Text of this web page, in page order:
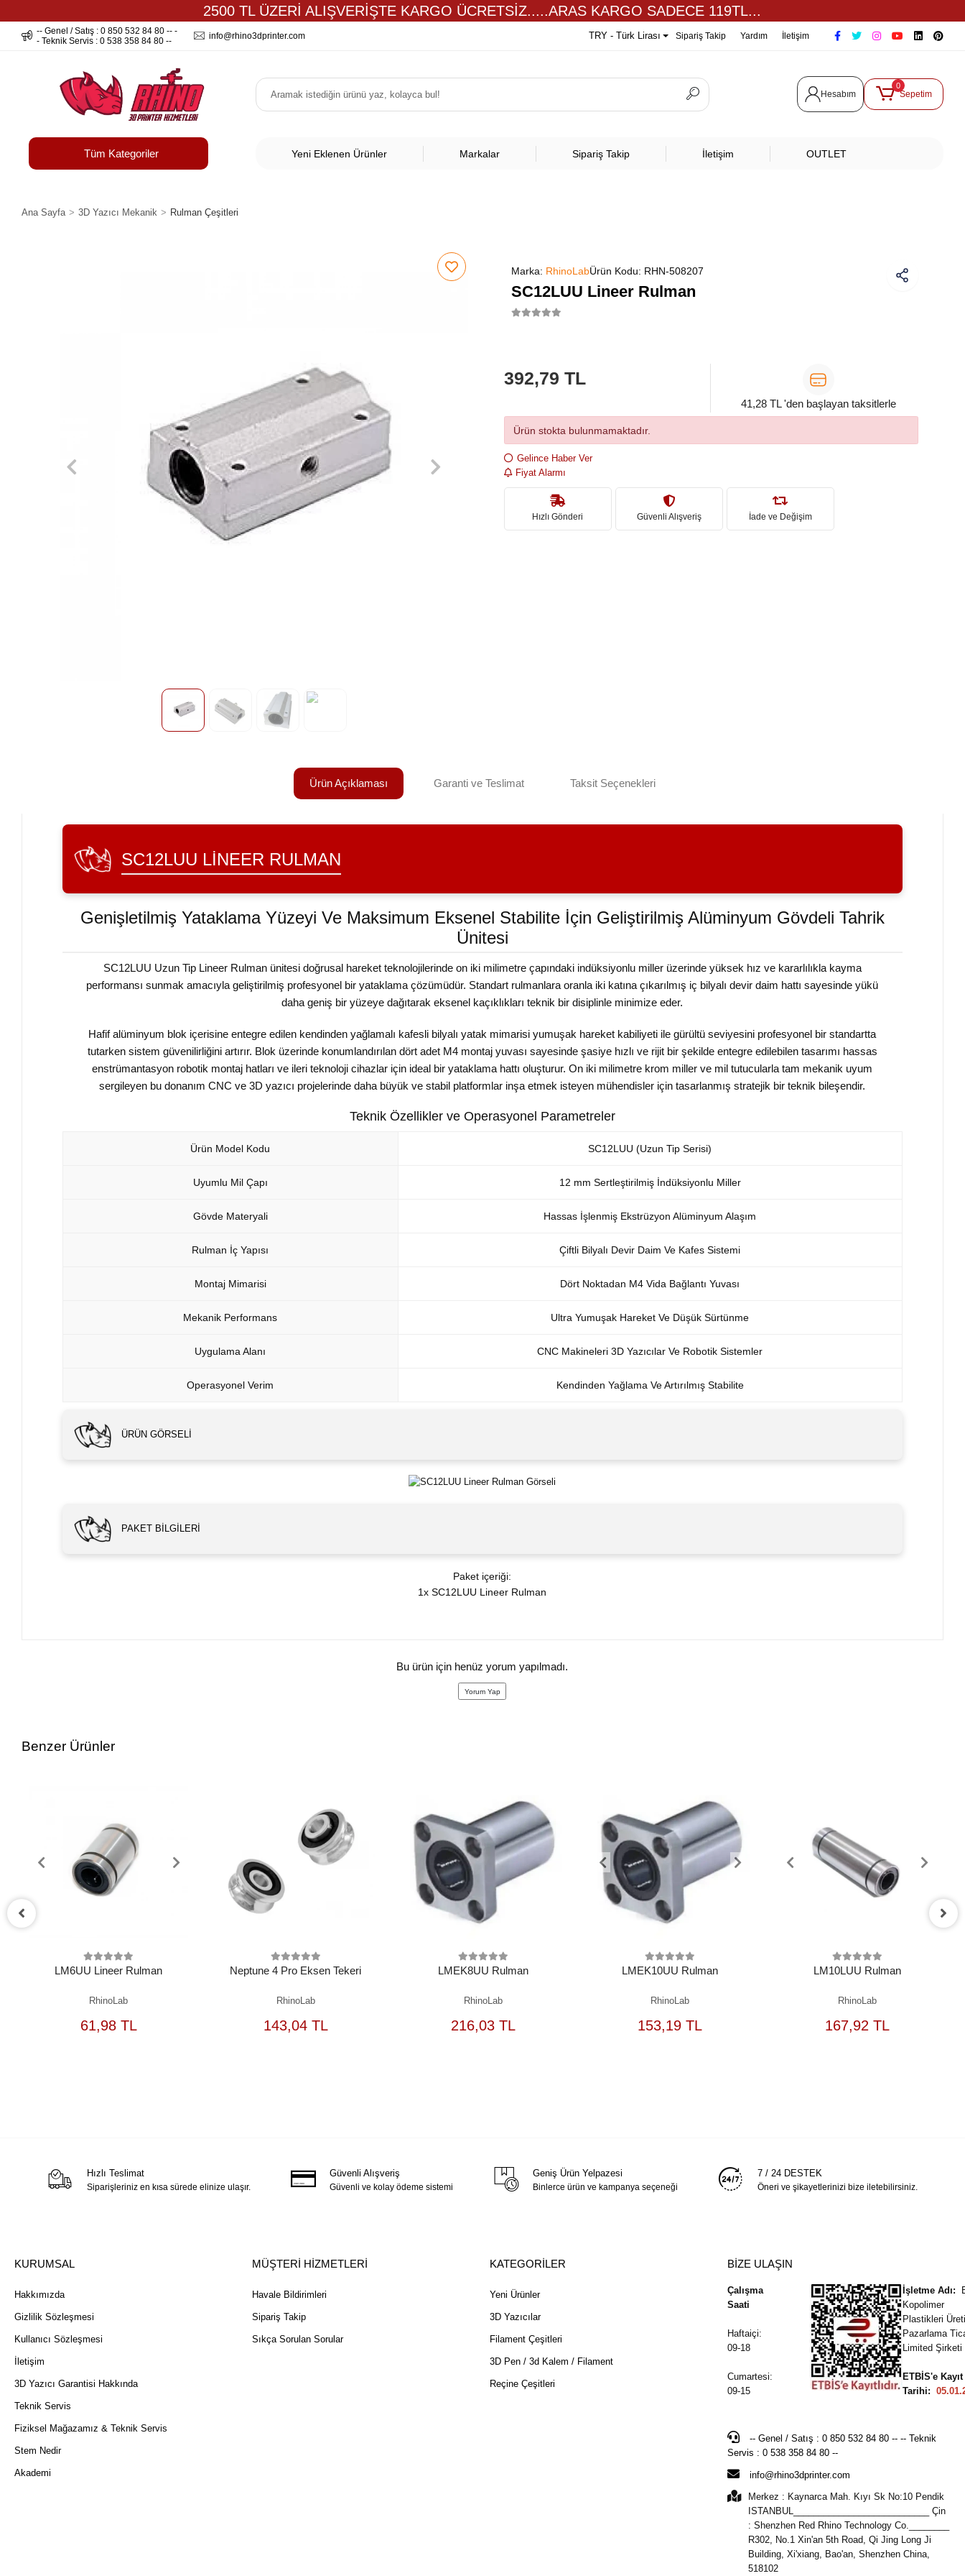
2500 TL ÜZERİ ALIŞVERİŞTE KARGO ÜCRETSİZ.....ARAS KARGO SADECE 119TL...
-- Genel / Satış : 0 850 532 84 80 -- -
- Teknik Servis : 0 538 358 84 80 --
info@rhino3dprinter.com TRY - Türk Lirası Sipariş Takip Yardım İletişim
Hesabım
0
Sepetim
Tüm Kategoriler Yeni Eklenen Ürünler Markalar Sipariş Takip İletişim OUTLET
Ana Sayfa 3D Yazıcı Mekanik Rulman Çeşitleri
Marka: RhinoLabÜrün Kodu: RHN-508207
SC12LUU Lineer Rulman
392,79 TL
41,28 TL 'den başlayan taksitlerle
Ürün stokta bulunmamaktadır.
Gelince Haber Ver
Fiyat Alarmı
Hızlı Gönderi Güvenli Alışveriş İade ve Değişim
Ürün Açıklaması Garanti ve Teslimat Taksit Seçenekleri
SC12LUU LINEER RULMAN
Genişletilmiş Yataklama Yüzeyi Ve Maksimum Eksenel Stabilite İçin Geliştirilmiş Alüminyum Gövdeli Tahrik
Ünitesi
SC12LUU Uzun Tip Lineer Rulman ünitesi doğrusal hareket teknolojilerinde on iki milimetre çapındaki indüksiyonlu miller üzerinde yüksek hız ve kararlılıkla kayma
performansı sunmak amacıyla geliştirilmiş profesyonel bir yataklama çözümüdür. Standart rulmanlara oranla iki katına çıkarılmış iç bilyalı devir daim hattı sayesinde yükü
daha geniş bir yüzeye dağıtarak eksenel kaçıklıkları teknik bir disiplinle minimize eder.
Hafif alüminyum blok içerisine entegre edilen kendinden yağlamalı kafesli bilyalı yatak mimarisi yumuşak hareket kabiliyeti ile gürültü seviyesini profesyonel bir standartta
tutarken sistem güvenilirliğini artırır. Blok üzerinde konumlandırılan dört adet M4 montaj yuvası sayesinde şasiye hızlı ve rijit bir şekilde entegre edilebilen tasarımı hassas
enstrümantasyon robotik montaj hatları ve ileri teknoloji cihazlar için ideal bir yataklama hattı oluşturur. On iki milimetre krom miller ve mil tutucularla tam mekanik uyum
sergileyen bu donanım CNC ve 3D yazıcı projelerinde daha büyük ve stabil platformlar inşa etmek isteyen mühendisler için tasarlanmış stratejik bir teknik bileşendir.
Teknik Özellikler ve Operasyonel Parametreler
Ürün Model Kodu SC12LUU (Uzun Tip Serisi)
Uyumlu Mil Çapı 12 mm Sertleştirilmiş İndüksiyonlu Miller
Gövde Materyali Hassas İşlenmiş Ekstrüzyon Alüminyum Alaşım
Rulman İç Yapısı Çiftli Bilyalı Devir Daim Ve Kafes Sistemi
Montaj Mimarisi Dört Noktadan M4 Vida Bağlantı Yuvası
Mekanik Performans Ultra Yumuşak Hareket Ve Düşük Sürtünme
Uygulama Alanı CNC Makineleri 3D Yazıcılar Ve Robotik Sistemler
Operasyonel Verim Kendinden Yağlama Ve Artırılmış Stabilite
ÜRÜN GÖRSELI
PAKET BILGILERI
Paket içeriği:
1x SC12LUU Lineer Rulman
Bu ürün için henüz yorum yapılmadı.
Yorum Yap
Benzer Ürünler
LM6UU Lineer Rulman
RhinoLab
61,98 TLSEPETE
EKLE
Neptune 4 Pro Eksen Tekeri
RhinoLab
143,04 TLSEPETE
EKLE
LMEK8UU Rulman
RhinoLab
216,03 TLSEPETE
EKLE
LMEK10UU Rulman
RhinoLab
153,19 TLSEPETE
EKLE
LM10LUU Rulman
RhinoLab
167,92 TLSEPETE
EKLE
Hızlı Teslimat
Siparişleriniz en kısa sürede elinize ulaşır.
Güvenli Alışveriş
Güvenli ve kolay ödeme sistemi
Geniş Ürün Yelpazesi
Binlerce ürün ve kampanya seçeneği
7 / 24 DESTEK
Öneri ve şikayetlerinizi bize iletebilirsiniz.
KURUMSAL
Hakkımızda
Gizlilik Sözleşmesi
Kullanıcı Sözleşmesi
İletişim
3D Yazıcı Garantisi Hakkında
Teknik Servis
Fiziksel Mağazamız & Teknik Servis
Stem Nedir
Akademi
MÜŞTERİ HİZMETLERİ
Havale Bildirimleri
Sipariş Takip
Sıkça Sorulan Sorular
KATEGORİLER
Yeni Ürünler
3D Yazıcılar
Filament Çeşitleri
3D Pen / 3d Kalem / Filament
Reçine Çeşitleri
BİZE ULAŞIN
Çalışma
Saati
Haftaiçi:
09-18
Cumartesi:
09-15
İşletme Adı:
Kopolimer
Plastikleri
Pazarlama
Limited Şirketi
ETBİS'e Kayıt
Tarihi:
-- Genel / Satış : 0 850 532 84 80 -- -- Teknik
Servis : 0 538 358 84 80 --
info@rhino3dprinter.com
Merkez : Kaynarca Mah. Kıyı Sk No:10 Pendik
ISTANBUL___________________________ Çin
: Shenzhen Red Rhino Technology Co.________
R302, No.1 Xin'an 5th Road, Qi Jing Long Ji
Building, Xi'xiang, Bao'an, Shenzhen China,
518102